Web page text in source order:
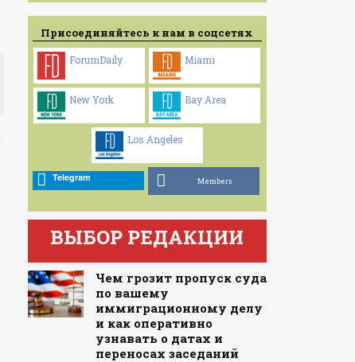
Присоединяйтесь к нам в соцсетях
ForumDaily Miami
New York Bay Area
Los Angeles
Telegram Members
ВЫБОР РЕДАКЦИИ
Чем грозит пропуск суда
по вашему
иммиграционному делу
и как оперативно
узнавать о датах и
переносах заседаний